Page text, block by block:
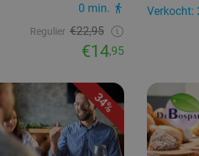
0 min.
Regulier €22,95
€14,95
Verkocht:
34%